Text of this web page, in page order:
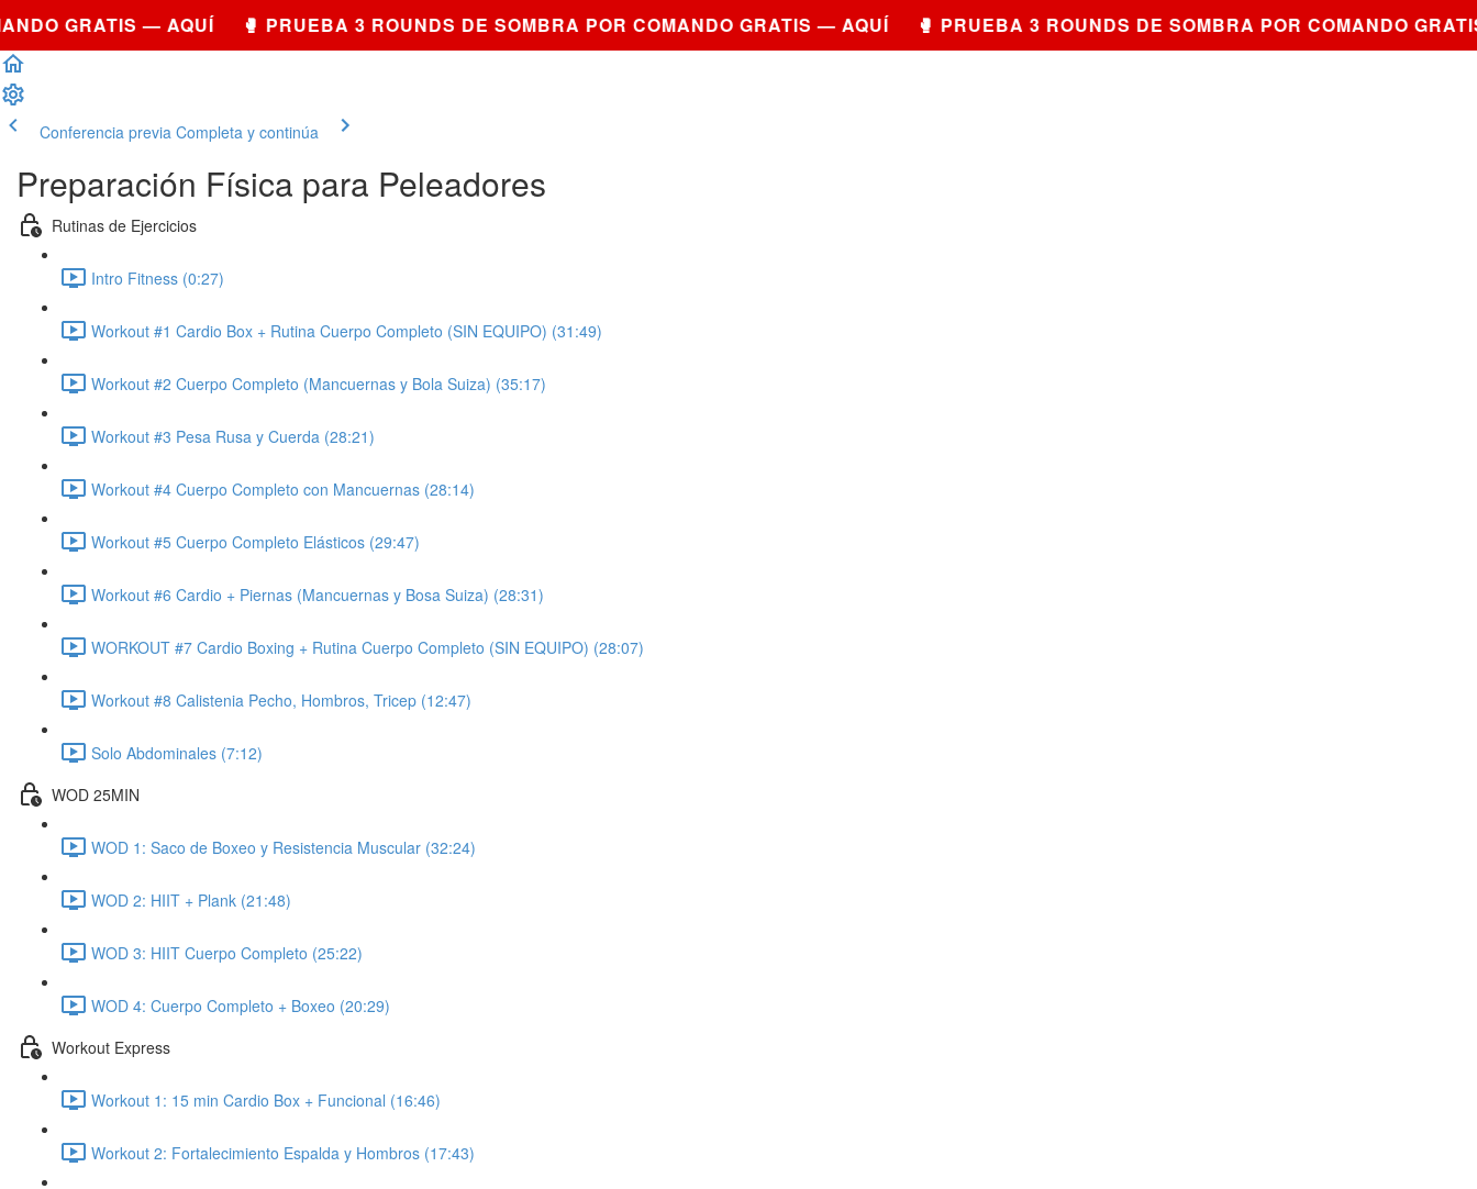
GRATIS — AQUÍ 🥊 PRUEBA 3 ROUNDS DE SOMBRA POR COMANDO GRATIS — AQUÍ 🥊 PRUEBA 3 ROUNDS DE SOMBRA POR COMANDO GRATIS
Conferencia previa Completa y continúa
Preparación Física para Peleadores
Rutinas de Ejercicios
Intro Fitness (0:27)
Workout #1 Cardio Box + Rutina Cuerpo Completo (SIN EQUIPO) (31:49)
Workout #2 Cuerpo Completo (Mancuernas y Bola Suiza) (35:17)
Workout #3 Pesa Rusa y Cuerda (28:21)
Workout #4 Cuerpo Completo con Mancuernas (28:14)
Workout #5 Cuerpo Completo Elásticos (29:47)
Workout #6 Cardio + Piernas (Mancuernas y Bosa Suiza) (28:31)
WORKOUT #7 Cardio Boxing + Rutina Cuerpo Completo (SIN EQUIPO) (28:07)
Workout #8 Calistenia Pecho, Hombros, Tricep (12:47)
Solo Abdominales (7:12)
WOD 25MIN
WOD 1: Saco de Boxeo y Resistencia Muscular (32:24)
WOD 2: HIIT + Plank (21:48)
WOD 3: HIIT Cuerpo Completo (25:22)
WOD 4: Cuerpo Completo + Boxeo (20:29)
Workout Express
Workout 1: 15 min Cardio Box + Funcional (16:46)
Workout 2: Fortalecimiento Espalda y Hombros (17:43)